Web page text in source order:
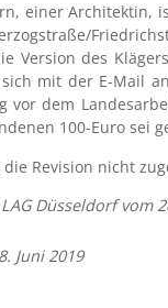
einer Architektin,
Version des
mit der E-Mail
vor dem
100-Euro sei
Revision nicht
Düsseldorf vom
Juni 2019